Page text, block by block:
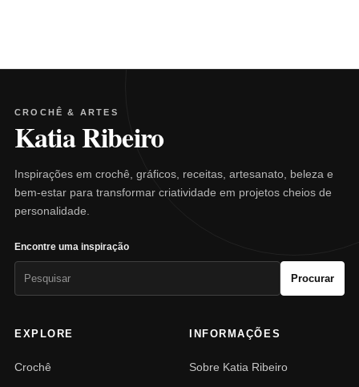
CROCHÊ & ARTES
Katia Ribeiro
Inspirações em crochê, gráficos, receitas, artesanato, beleza e
bem-estar para transformar criatividade em projetos cheios de
personalidade.
Encontre uma inspiração
Procurar
EXPLORE
Crochê
INFORMAÇÕES
Sobre Katia Ribeiro